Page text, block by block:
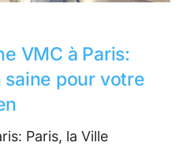
VMC à Paris:
pour votre
Paris, la Ville